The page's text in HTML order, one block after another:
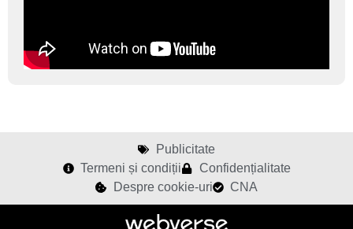
Publicitate
Termeni și condiții
Confidențialitate
Despre cookie-uri
CNA